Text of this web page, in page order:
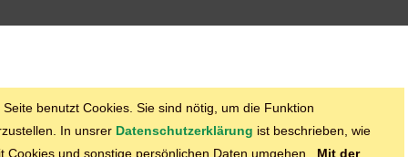
Seite benutzt Cookies. Sie sind nötig, um die Funktion
In unsrer Datenschutzerklärung ist beschrieben, wie
Cookies und sonstige persönlichen Daten umgehen. Mit der